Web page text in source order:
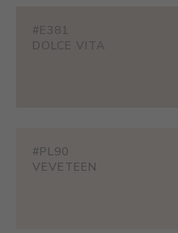
#E381
DOLCE VITA
#PL90
VEVETEEN